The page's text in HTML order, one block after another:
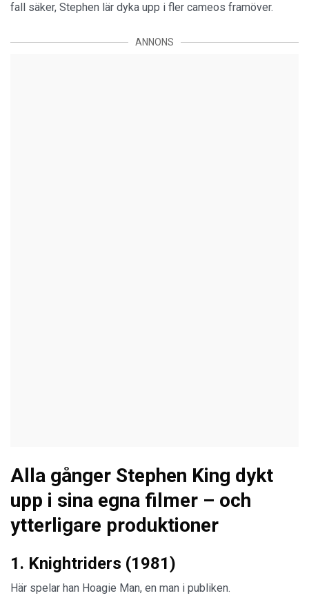
fall säker, Stephen lär dyka upp i fler cameos framöver.
ANNONS
Alla gånger Stephen King dykt
upp i sina egna filmer – och
ytterligare produktioner
1. Knightriders (1981)
Här spelar han Hoagie Man, en man i publiken.